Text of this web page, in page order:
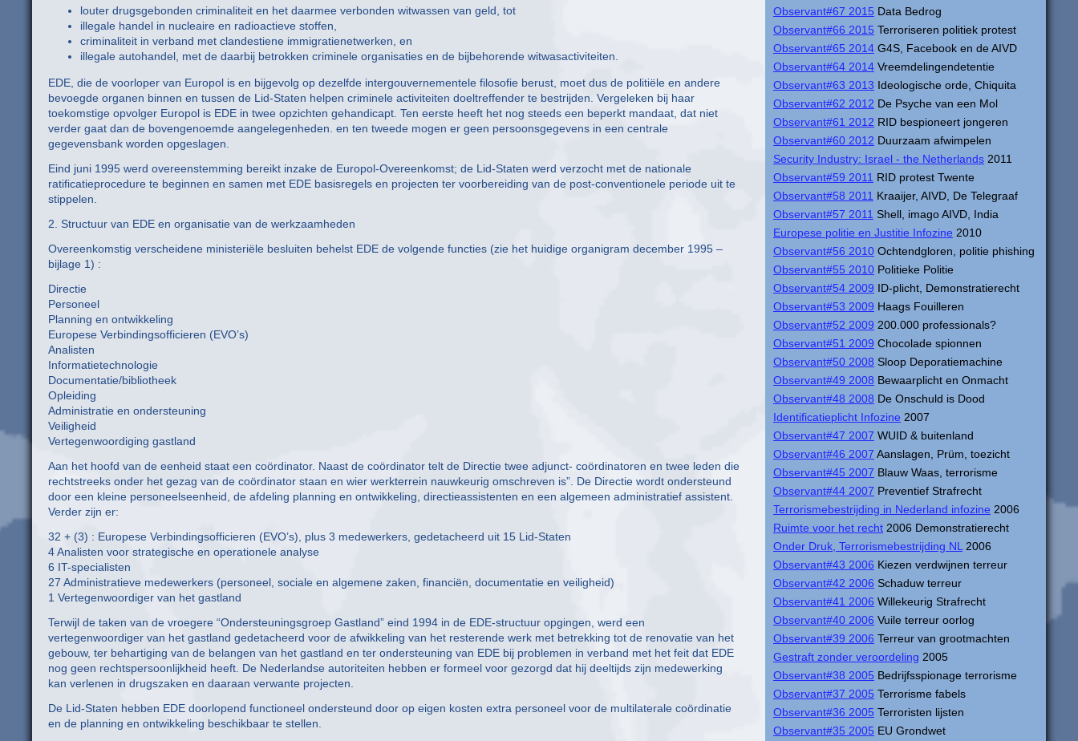
Observant#67 2015 Data Bedrog
Observant#66 2015 Terroriseren politiek protest
Observant#65 2014 G4S, Facebook en de AIVD
Observant#64 2014 Vreemdelingendetentie
Observant#63 2013 Ideologische orde, Chiquita
Observant#62 2012 De Psyche van een Mol
Observant#61 2012 RID bespioneert jongeren
Observant#60 2012 Duurzaam afwimpelen
Security Industry: Israel - the Netherlands 2011
Observant#59 2011 RID protest Twente
Observant#58 2011 Kraaijer, AIVD, De Telegraaf
Observant#57 2011 Shell, imago AIVD, India
Europese politie en Justitie Infozine 2010
Observant#56 2010 Ochtendgloren, politie phishing
Observant#55 2010 Politieke Politie
Observant#54 2009 ID-plicht, Demonstratierecht
Observant#53 2009 Haags Fouilleren
Observant#52 2009 200.000 professionals?
Observant#51 2009 Chocolade spionnen
Observant#50 2008 Sloop Deporatiemachine
Observant#49 2008 Bewaarplicht en Onmacht
Observant#48 2008 De Onschuld is Dood
Identificatieplicht Infozine 2007
Observant#47 2007 WUID & buitenland
Observant#46 2007 Aanslagen, Prüm, toezicht
Observant#45 2007 Blauw Waas, terrorisme
Observant#44 2007 Preventief Strafrecht
Terrorismebestrijding in Nederland infozine 2006
Ruimte voor het recht 2006 Demonstratierecht
Onder Druk, Terrorismebestrijding NL 2006
Observant#43 2006 Kiezen verdwijnen terreur
Observant#42 2006 Schaduw terreur
Observant#41 2006 Willekeurig Strafrecht
Observant#40 2006 Vuile terreur oorlog
Observant#39 2006 Terreur van grootmachten
Gestraft zonder veroordeling 2005
Observant#38 2005 Bedrijfsspionage terrorisme
Observant#37 2005 Terrorisme fabels
Observant#36 2005 Terroristen lijsten
Observant#35 2005 EU Grondwet
louter drugsgebonden criminaliteit en het daarmee verbonden witwassen van geld, tot
illegale handel in nucleaire en radioactieve stoffen,
criminaliteit in verband met clandestiene immigratienetwerken, en
illegale autohandel, met de daarbij betrokken criminele organisaties en de bijbehorende witwasactiviteiten.
EDE, die de voorloper van Europol is en bijgevolg op dezelfde intergouvernementele filosofie berust, moet dus de politiële en andere
bevoegde organen binnen en tussen de Lid-Staten helpen criminele activiteiten doeltreffender te bestrijden. Vergeleken bij haar
toekomstige opvolger Europol is EDE in twee opzichten gehandicapt. Ten eerste heeft het nog steeds een beperkt mandaat, dat niet
verder gaat dan de bovengenoemde aangelegenheden. en ten tweede mogen er geen persoonsgegevens in een centrale
gegevensbank worden opgeslagen.
Eind juni 1995 werd overeenstemming bereikt inzake de Europol-Overeenkomst; de Lid-Staten werd verzocht met de nationale
ratificatieprocedure te beginnen en samen met EDE basisregels en projecten ter voorbereiding van de post-conventionele periode uit te
stippelen.
2. Structuur van EDE en organisatie van de werkzaamheden
Overeenkomstig verscheidene ministeriële besluiten behelst EDE de volgende functies (zie het huidige organigram december 1995 –
bijlage 1) :
Directie
Personeel
Planning en ontwikkeling
Europese Verbindingsofficieren (EVO’s)
Analisten
Informatietechnologie
Documentatie/bibliotheek
Opleiding
Administratie en ondersteuning
Veiligheid
Vertegenwoordiging gastland
Aan het hoofd van de eenheid staat een coördinator. Naast de coördinator telt de Directie twee adjunct- coördinatoren en twee leden die
rechtstreeks onder het gezag van de coördinator staan en wier werkterrein nauwkeurig omschreven is”. De Directie wordt ondersteund
door een kleine personeelseenheid, de afdeling planning en ontwikkeling, directieassistenten en een algemeen administratief assistent.
Verder zijn er:
32 + (3) : Europese Verbindingsofficieren (EVO’s), plus 3 medewerkers, gedetacheerd uit 15 Lid-Staten
4 Analisten voor strategische en operationele analyse
6 IT-specialisten
27 Administratieve medewerkers (personeel, sociale en algemene zaken, financiën, documentatie en veiligheid)
1 Vertegenwoordiger van het gastland
Terwijl de taken van de vroegere “Ondersteuningsgroep Gastland” eind 1994 in de EDE-structuur opgingen, werd een
vertegenwoordiger van het gastland gedetacheerd voor de afwikkeling van het resterende werk met betrekking tot de renovatie van het
gebouw, ter behartiging van de belangen van het gastland en ter ondersteuning van EDE bij problemen in verband met het feit dat EDE
nog geen rechtspersoonlijkheid heeft. De Nederlandse autoriteiten hebben er formeel voor gezorgd dat hij deeltijds zijn medewerking
kan verlenen in drugszaken en daaraan verwante projecten.
De Lid-Staten hebben EDE doorlopend functioneel ondersteund door op eigen kosten extra personeel voor de multilaterale coördinatie
en de planning en ontwikkeling beschikbaar te stellen.